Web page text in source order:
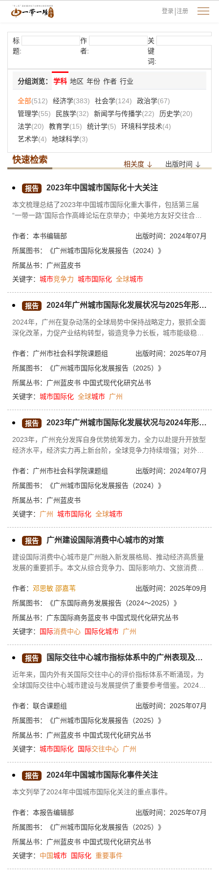
登录 注册
标
题:
作
者:
关
键
词:
分组浏览： 学科 地区 年份 作者 行业
全部(512) 经济学(383) 社会学(124) 政治学(67)
管理学(55) 民族学(32) 新闻学与传播学(22) 历史学(20)
法学(20) 教育学(15) 统计学(5) 环境科学技术(4)
艺术学(4) 地球科学(3)
快速检索 相关度 出版时间
报告 2023年中国城市国际化十大关注
本文梳理总结了2023年中国城市国际化重大事件，包括第三届
“一带一路”国际合作高峰论坛在京举办；中美地方友好交往合作
晤等。
出版时间：2024年07月
作者：本书编辑部
所属图书：
《广州城市国际化发展报告（2024）》
所属丛书： 广州蓝皮书
关键字： 城市竞争力 城市国际化 全球城市
报告 2024年广州城市国际化发展状况与2025年形势分析
2024年，广州在复杂动荡的全球局势中保持战略定力，狠抓全面
深化改革，力促产业结构转型，锻造竞争力长板，城市能级稳步
赋能、数字经济、区域协同已成为广州在全球城市竞争与合作中
的四大优势动能。广州以国际化视野与战略眼光，全力抓好经济
深度融入国际经济循环。2024年广州城市国际化发展状况如下：
国际核心竞争力增强，全球城市能级稳步提升；全球经贸网络深
化拓展，开放型经济韧性增强；外资结构高端化转
出版时间：2025年07月
作者：广州市社会科学院课题组
所属图书：
《广州城市国际化发展报告（2025）》
所属丛书： 广州蓝皮书 中国式现代化研究丛书
关键字： 城市国际化 全球城市 广州
报告 2023年广州城市国际化发展状况与2024年形势分析
2023年，广州充分发挥自身优势统筹发力，全力以赴提升开放型
经济水平，经济实力再上新台阶，全球竞争力持续增强；对外贸
资质量持续提升；对外投资创新发展，“一带一路”倡议广州实践
取得新进展；国际综合交通枢纽建设再提速，辐射全球能力进一
实多边合作平台基础，城市国际影响力稳步提升；筑牢对外友好
交流根基，民间交往释放强大活力；城市故事广泛传播，打造世
界读懂中国式现代化窗口；“一带一路”文化交流
出版时间：2024年07月
作者：广州市社会科学院课题组
所属图书：
《广州城市国际化发展报告（2024）》
所属丛书： 广州蓝皮书
关键字： 广州 城市国际化 全球城市
报告 广州建设国际消费中心城市的对策
建设国际消费中心城市是广州融入新发展格局、推动经济高质量
发展的重要抓手。本文从综合竞争力、国际影响力、文旅消费吸
的发展状况，在比较视角下对纽约、伦敦、巴黎、东京等公认的
国际消费中心城市的成功经验进行分析，对比发现广州存在国际
少、消费商圈同质化和配套政策与消费环境尚需完善等问题。最
后从提升国际知名度、挖掘特色旅游资源、提高国际品牌聚集
度、打造多元复合的消费商圈、创新退税便利化制度和打造一流
国际化消费环境等方面提出一系列提升广州国际吸引力和全球消
费市场竞争力的对策建议，以推动广州实现建设国际消费中心城
市的战略目标。
出版时间：2025年09月
作者： 邓思敏 邵嘉苇
所属图书：
《广东国际商务发展报告（2024～2025）》
所属丛书： 广东国际商务蓝皮书 中国式现代化研究丛书
关键字：
国际消费中心 国际化城市 广州
报告 国际交往中心城市指标体系中的广州表现及启示
近年来，国内外有关国际交往中心的评价指标体系不断涌现，为
全球国际交往中心城市建设与发展提供了重要参考借鉴。2024年
究院联合发布《国际交往中心城市指数2024》，以独特视角刻画
了各入选城市的国际交往能力。广州在全球43个样本城市中排名
积极对标和学习世界先进城市，巩固既有优势，加快补齐自身短
板，推动建设更高水平的国际交往中心城市，不断提升全球美誉
度和影响力。
出版时间：2025年07月
作者：联合课题组
所属图书：
《广州城市国际化发展报告（2025）》
所属丛书： 广州蓝皮书 中国式现代化研究丛书
关键字： 城市国际化 国际交往中心 广州
报告 2024年中国城市国际化事件关注
本文列举了2024年中国城市国际化关注的重点事件。
出版时间：2025年07月
作者：本报告编辑部
所属图书：
《广州城市国际化发展报告（2025）》
所属丛书： 广州蓝皮书 中国式现代化研究丛书
关键字： 中国城市 国际化 重要事件